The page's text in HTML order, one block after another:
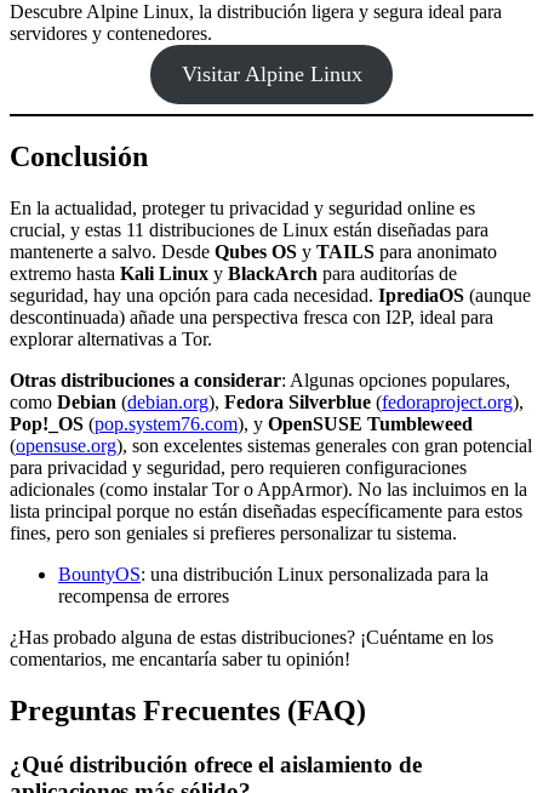
Descubre Alpine Linux, la distribución ligera y segura ideal para
servidores y contenedores.
Visitar Alpine Linux
Conclusión
En la actualidad, proteger tu privacidad y seguridad online es
crucial, y estas 11 distribuciones de Linux están diseñadas para
mantenerte a salvo. Desde Qubes OS y TAILS para anonimato
extremo hasta Kali Linux y BlackArch para auditorías de
seguridad, hay una opción para cada necesidad. IprediaOS (aunque
descontinuada) añade una perspectiva fresca con I2P, ideal para
explorar alternativas a Tor.
Otras distribuciones a considerar: Algunas opciones populares,
como Debian (debian.org), Fedora Silverblue (fedoraproject.org),
Pop!_OS (pop.system76.com), y OpenSUSE Tumbleweed
(opensuse.org), son excelentes sistemas generales con gran potencial
para privacidad y seguridad, pero requieren configuraciones
adicionales (como instalar Tor o AppArmor). No las incluimos en la
lista principal porque no están diseñadas específicamente para estos
fines, pero son geniales si prefieres personalizar tu sistema.
BountyOS: una distribución Linux personalizada para la
recompensa de errores
¿Has probado alguna de estas distribuciones? ¡Cuéntame en los
comentarios, me encantaría saber tu opinión!
Preguntas Frecuentes (FAQ)
¿Qué distribución ofrece el aislamiento de